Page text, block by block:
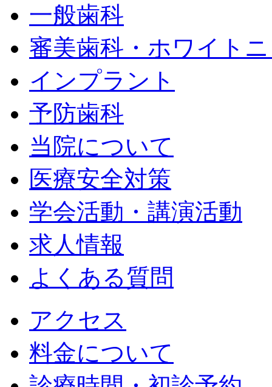
一般歯科
審美歯科・ホワイト
インプラント
予防歯科
当院について
医療安全対策
学会活動・講演活動
求人情報
よくある質問
アクセス
料金について